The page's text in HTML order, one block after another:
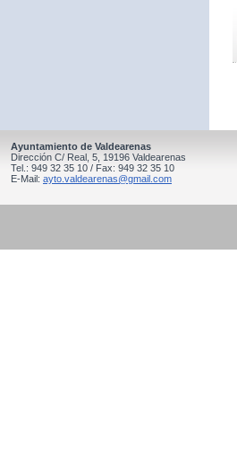
Ayuntamiento de Valdearenas
Dirección C/ Real, 5, 19196 Valdearenas
Tel.: 949 32 35 10 / Fax: 949 32 35 10
E-Mail: ayto.valdearenas@gmail.com